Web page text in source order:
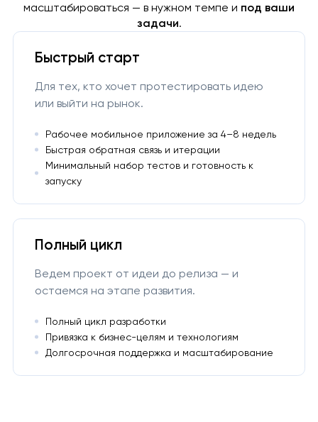
масштабироваться — в нужном темпе и под ваши
задачи.
Быстрый старт
Для тех, кто хочет протестировать идею
или выйти на рынок.
Рабочее мобильное приложение за 4–8 недель
Быстрая обратная связь и итерации
Минимальный набор тестов и готовность к
запуску
Полный цикл
Ведем проект от идеи до релиза — и
остаемся на этапе развития.
Полный цикл разработки
Привязка к бизнес-целям и технологиям
Долгосрочная поддержка и масштабирование